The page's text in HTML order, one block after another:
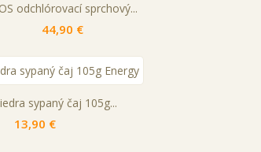
odchlórovací sprchový...
44,90 €
sypaný čaj 105g...
13,90 €